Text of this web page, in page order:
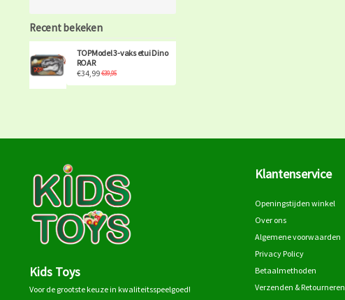
Recent bekeken
TOPModel 3-vaks etui Dino
ROAR
€34,99€39,95
Kids Toys
Voor de grootste keuze in kwaliteitsspeelgoed!
Klantenservice
Openingstijden winkel
Over ons
Algemene voorwaarden
Privacy Policy
Betaalmethoden
Verzenden & Retourneren